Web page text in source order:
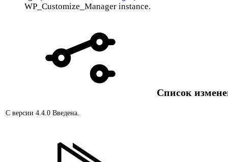
WP_Customize_Manager instance.
Список
С версии 4.4.0 Введена.